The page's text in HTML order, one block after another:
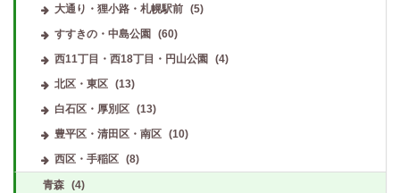
大通り・狸小路・札幌駅前
(5)
すすきの・中島公園
(60)
西11丁目・西18丁目・円山公園
(4)
北区・東区
(13)
白石区・厚別区
(13)
豊平区・清田区・南区
(10)
西区・手稲区
(8)
青森 (4)